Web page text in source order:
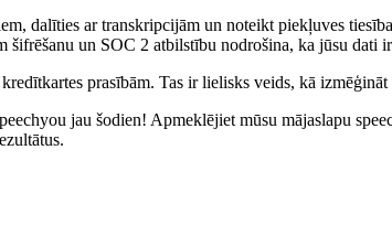
dalīties ar transkripcijām un noteikt piekļuves
un SOC 2 atbilstību nodrošina, ka jūsu dati
prasībām. Tas ir lielisks veids, kā
jau šodien! Apmeklējiet mūsu mājaslapu